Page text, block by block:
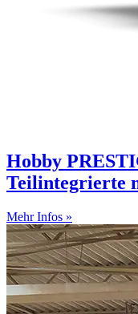
Hobby
Teilintegrierte
Mehr Infos »